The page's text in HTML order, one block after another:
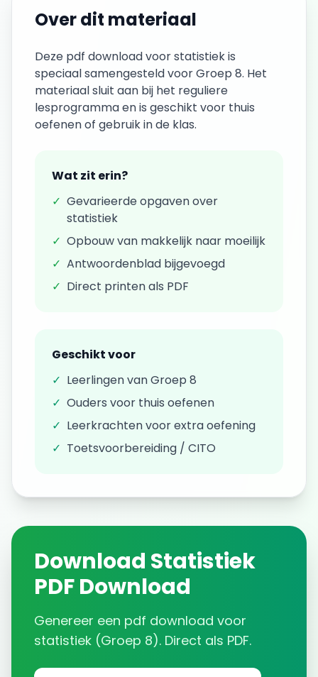
Over dit materiaal
Deze pdf downloadvoorstatistiekis
speciaal samengesteld voorGroep 8. Het
materiaal sluit aan bij het reguliere
lesprogramma en is geschikt voor thuis
oefenen of gebruik in de klas.
Wat zit erin?
✓ Gevarieerde opgaven over
statistiek
✓ Opbouw van makkelijk naar moeilijk
✓ Antwoordenblad bijgevoegd
✓ Direct printen als PDF
Geschikt voor
✓ Leerlingen vanGroep 8
✓ Ouders voor thuis oefenen
✓ Leerkrachten voor extra oefening
✓ Toetsvoorbereiding / CITO
Download Statistiek
PDF Download
Genereer een pdf download voor
statistiek (Groep 8). Direct als PDF.